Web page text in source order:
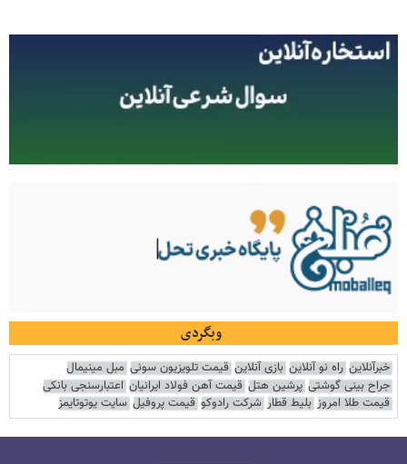
وبگردی
خبرآنلاین راه نو آنلاین بازی آنلاین قیمت تلویزیون سونی مبل مینیمال
جراح بینی گوشتی پرشین هتل قیمت آهن فولاد ایرانیان اعتبارسنجی بانکی
قیمت طلا امروز بلیط قطار شرکت رادوکو قیمت پروفیل سایت یوتوتایمز